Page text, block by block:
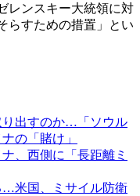
レンスキー大統領に対
らすための措置」とい
り出すのか…「ソウル
の「賭け」
、西側に「長距離ミ
…米国、ミサイル防衛